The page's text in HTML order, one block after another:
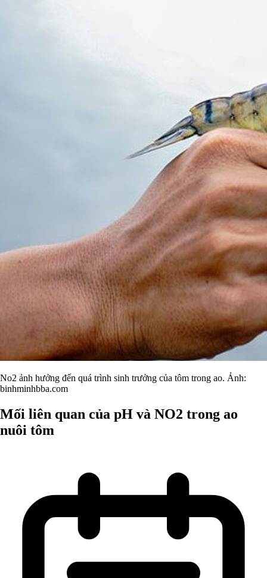
No2 ảnh hưởng đến quá trình sinh trưởng của tôm trong ao. Ảnh:
binhminhbba.com
Mối liên quan của pH và NO2 trong ao
nuôi tôm